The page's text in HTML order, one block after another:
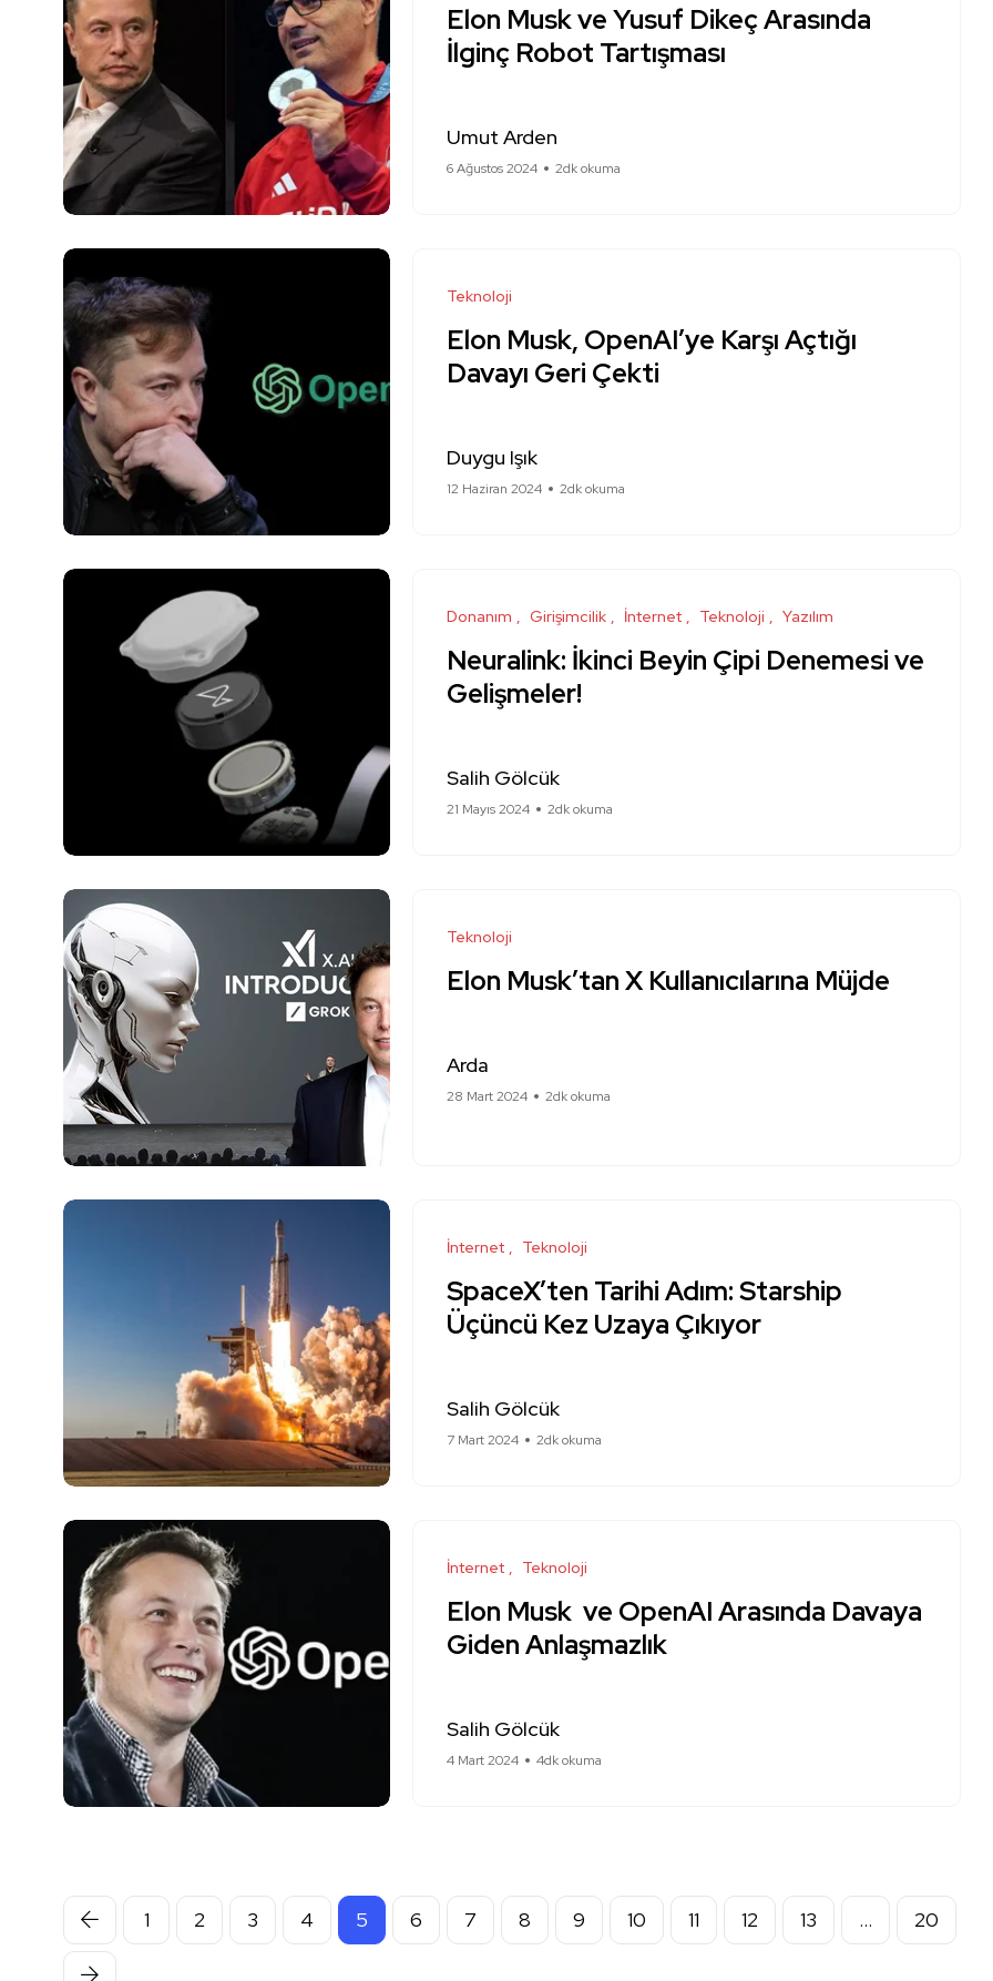
Elon Musk ve Yusuf Dikeç Arasında
İlginç Robot Tartışması
Umut Arden
6 Ağustos 2024 2dk okuma
Teknoloji
Elon Musk, OpenAI’ye Karşı Açtığı
Davayı Geri Çekti
Duygu Işık
12 Haziran 2024 2dk okuma
Donanım Girişimcilik İnternet Teknoloji Yazılım
Neuralink: İkinci Beyin Çipi Denemesi ve
Gelişmeler!
Salih Gölcük
21 Mayıs 2024 2dk okuma
Teknoloji
Elon Musk’tan X Kullanıcılarına Müjde
Arda
28 Mart 2024 2dk okuma
İnternet Teknoloji
SpaceX’ten Tarihi Adım: Starship
Üçüncü Kez Uzaya Çıkıyor
Salih Gölcük
7 Mart 2024 2dk okuma
İnternet Teknoloji
Elon Musk ve OpenAI Arasında Davaya
Giden Anlaşmazlık
Salih Gölcük
4 Mart 2024 4dk okuma
1 2 3 4 5 6 7 8 9 10 11 12 13 … 20